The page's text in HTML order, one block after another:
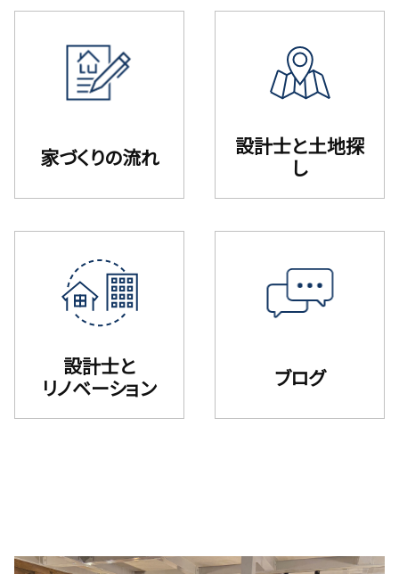
家づくりの流れ
設計⼠と⼟地探
し
設計士と
リノベーション
ブログ